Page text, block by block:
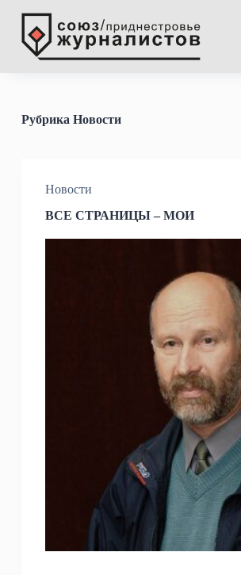
П
р
кРубрика Новости
Новости
ВСЕ СТРАНИЦЫ – МОИ